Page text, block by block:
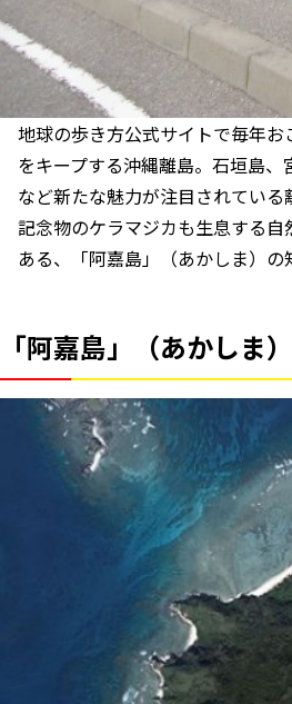
地球の歩き方公式サイトで毎年
をキープする沖縄離島。石垣島
など新たな魅力が注目されてい
記念物のケラマジカも生息する
ある、「阿嘉島」（あかしま）
「阿嘉島」（あかしま